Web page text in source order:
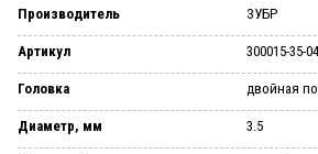
Производитель ЗУБР
Артикул 300015-35-
Головка двойная
Диаметр, мм 3.5